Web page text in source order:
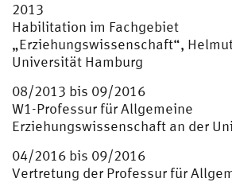
2013
Habilitation im Fachgebiet
„Erziehungswissenschaft“,
Universität Hamburg
08/2013 bis 09/2016
W1-Professur für Allgemeine
Erziehungswissenschaft an der
04/2016 bis 09/2016
Vertretung der Professur für